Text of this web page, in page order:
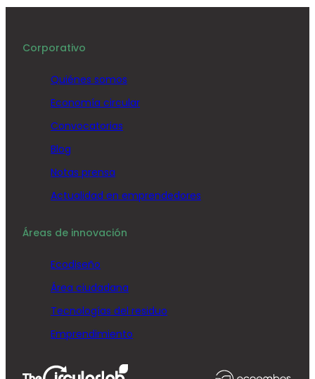
Corporativo
Quiénes somos
Economía circular
Convocatorias
Blog
Notas prensa
Actualidad en emprendedores
Áreas de innovación
Ecodiseño
Área ciudadana
Tecnologías del residuo
Emprendimiento